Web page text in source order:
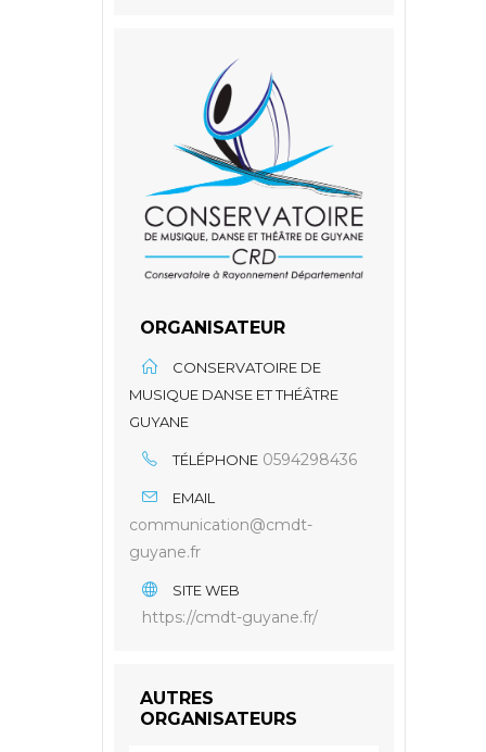
ORGANISATEUR
CONSERVATOIRE DE
MUSIQUE DANSE ET THÉÂTRE
GUYANE
TÉLÉPHONE 0594298436
EMAIL
communication@cmdt-
guyane.fr
SITE WEB
https://cmdt-guyane.fr/
AUTRES
ORGANISATEURS